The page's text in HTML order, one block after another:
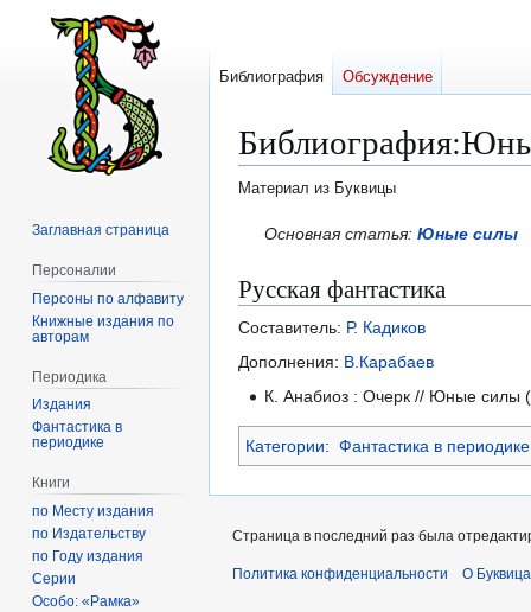
Библиография:
Материал из Буквицы
Перейти
навигации
Перейти
поиску
Основная статья:Юные силы
Русская фантастика
Составитель: Р. Кадиков
Дополнения: В.Карабаев
К. Анабиоз : Очерк // Юные
Категории: Фантастика в периодике
Библиография Обсуждение
Заглавная страница
Персоналии
Персоны по алфавиту
Книжные издания по
авторам
Периодика
Издания
Фантастика в
периодике
Книги
по Месту издания
по Издательству
по Году издания
Серии
Особо: «Рамка»
Страница в последний раз была
Политика конфиденциальности О Буквица